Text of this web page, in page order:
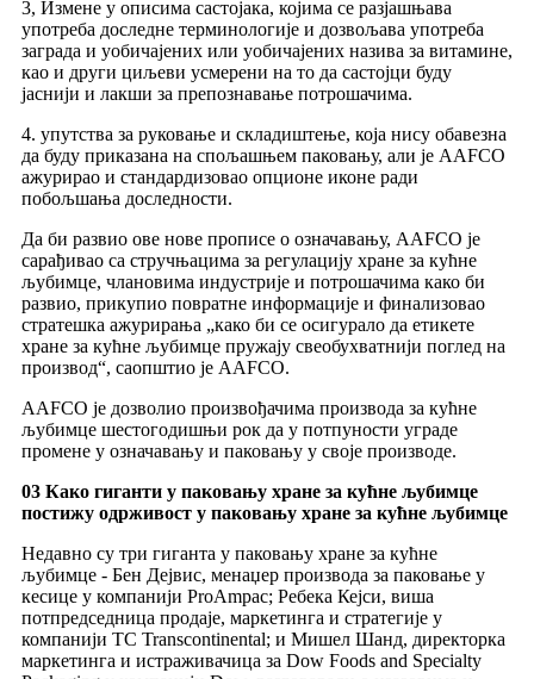
3, Измене у описима састојака, којима се разјашњава
употреба доследне терминологије и дозвољава употреба
заграда и уобичајених или уобичајених назива за витамине,
као и други циљеви усмерени на то да састојци буду
јаснији и лакши за препознавање потрошачима.
4. упутства за руковање и складиштење, која нису обавезна
да буду приказана на спољашњем паковању, али је AAFCO
ажурирао и стандардизовао опционе иконе ради
побољшања доследности.
Да би развио ове нове прописе о означавању, AAFCO је
сарађивао са стручњацима за регулацију хране за кућне
љубимце, члановима индустрије и потрошачима како би
развио, прикупио повратне информације и финализовао
стратешка ажурирања „како би се осигурало да етикете
хране за кућне љубимце пружају свеобухватнији поглед на
производ“, саопштио је AAFCO.
AAFCO је дозволио произвођачима производа за кућне
љубимце шестогодишњи рок да у потпуности уграде
промене у означавању и паковању у своје производе.
03 Како гиганти у паковању хране за кућне љубимце
постижу одрживост у паковању хране за кућне љубимце
Недавно су три гиганта у паковању хране за кућне
љубимце - Бен Дејвис, менаџер производа за паковање у
кесице у компанији ProAmpac; Ребека Кејси, виша
потпредседница продаје, маркетинга и стратегије у
компанији TC Transcontinental; и Мишел Шанд, директорка
маркетинга и истраживачица за Dow Foods and Specialty